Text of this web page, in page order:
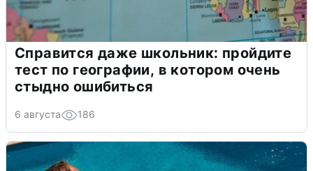
Справится даже школьник: пройдите
тест по географии, в котором очень
стыдно ошибиться
6 августа 186